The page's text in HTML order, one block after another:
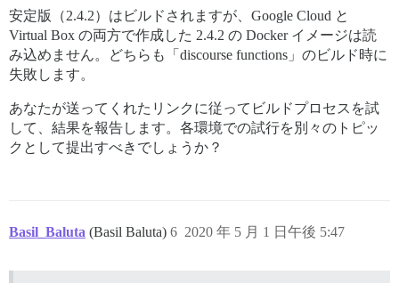
安定版（2.4.2）はビルドされますが、Google Cloud と
Virtual Box の両方で作成した 2.4.2 の Docker イメージは読
み込めません。どちらも「discourse functions」のビルド時に
失敗します。
あなたが送ってくれたリンクに従ってビルドプロセスを試
して、結果を報告します。各環境での試行を別々のトピッ
クとして提出すべきでしょうか？
Basil_Baluta (Basil Baluta) 2020 年 5 月 1 日午後 5:47
6